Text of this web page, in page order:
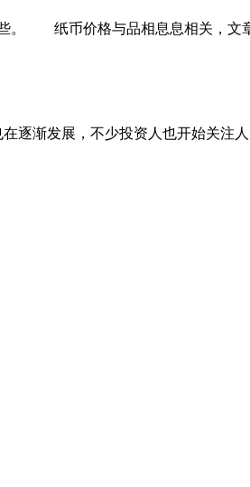
纸币价格与品相息息相关，文章
渐发展，不少投资人也开始关注